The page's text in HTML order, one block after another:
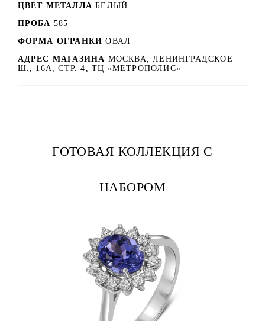
ЦВЕТ МЕТАЛЛА БЕЛЫЙ
ПРОБА 585
ФОРМА ОГРАНКИ ОВАЛ
АДРЕС МАГАЗИНА МОСКВА, ЛЕНИНГРАДСКОЕ
Ш., 16А, СТР. 4, ТЦ «МЕТРОПОЛИС»
ГОТОВАЯ КОЛЛЕКЦИЯ С
НАБОРОМ